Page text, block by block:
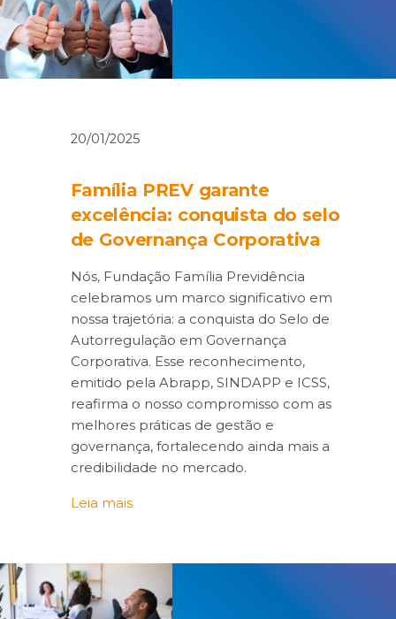
20/01/2025
Família PREV garante
excelência: conquista do selo
de Governança Corporativa
Nós, Fundação Família Previdência
celebramos um marco significativo em
nossa trajetória: a conquista do Selo de
Autorregulação em Governança
Corporativa. Esse reconhecimento,
emitido pela Abrapp, SINDAPP e ICSS,
reafirma o nosso compromisso com as
melhores práticas de gestão e
governança, fortalecendo ainda mais a
credibilidade no mercado.
Leia mais